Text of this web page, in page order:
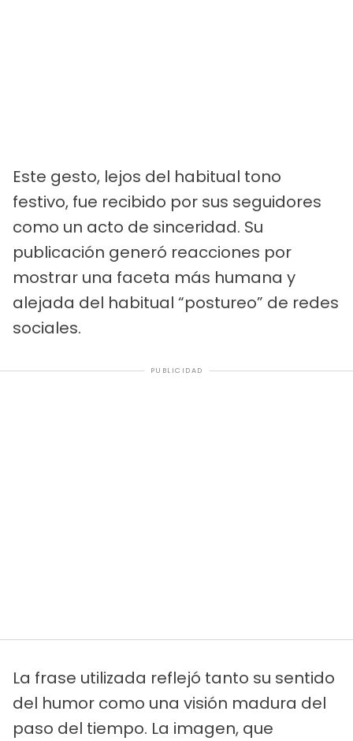
Este gesto, lejos del habitual tono
festivo, fue recibido por sus seguidores
como un acto de sinceridad. Su
publicación generó reacciones por
mostrar una faceta más humana y
alejada del habitual “postureo” de redes
sociales.
PUBLICIDAD
La frase utilizada reflejó tanto su sentido
del humor como una visión madura del
paso del tiempo. La imagen, que